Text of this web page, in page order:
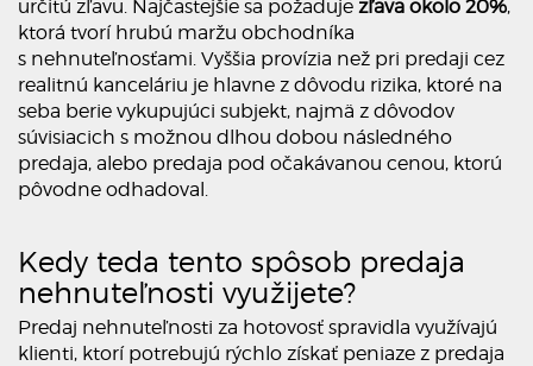
určitú zľavu. Najčastejšie sa požaduje zľava okolo 20%,
ktorá tvorí hrubú maržu obchodníka
s nehnuteľnosťami. Vyššia provízia než pri predaji cez
realitnú kanceláriu je hlavne z dôvodu rizika, ktoré na
seba berie vykupujúci subjekt, najmä z dôvodov
súvisiacich s možnou dlhou dobou následného
predaja, alebo predaja pod očakávanou cenou, ktorú
pôvodne odhadoval.
Kedy teda tento spôsob predaja
nehnuteľnosti využijete?
Predaj nehnuteľnosti za hotovosť spravidla využívajú
klienti, ktorí potrebujú rýchlo získať peniaze z predaja